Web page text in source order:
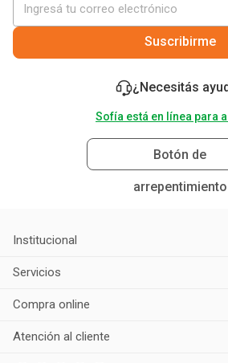
Suscribirme
¿Necesitás
Sofía está en línea para
Botón de
arrepentimiento
Institucional
Servicios
Compra online
Atención al cliente
protector solar
8
9